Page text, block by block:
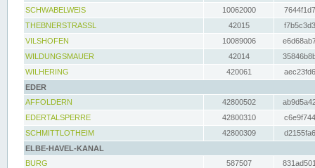
SCHWABELWEIS
10062000
THEBNERSTRASSL
42015
VILSHOFEN
10089006
WILDUNGSMAUER
42014
WILHERING
420061
EDER
AFFOLDERN
42800502
EDERTALSPERRE
42800310
SCHMITTLOTHEIM
42800309
ELBE-HAVEL-KANAL
BURG
587507